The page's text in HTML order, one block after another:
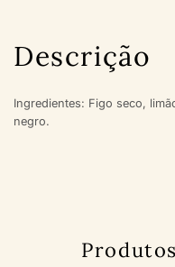
Descrição
Ingredientes: Figo seco,
negro.